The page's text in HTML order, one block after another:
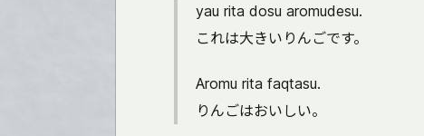
yau rita dosu aromudesu.
これは大きいりんごです。
Aromu rita faqtasu.
りんごはおいしい。